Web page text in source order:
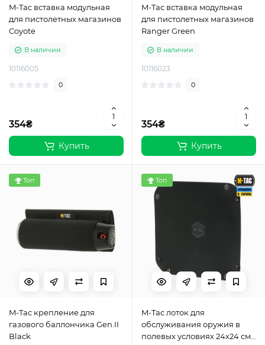
M-Tac вставка модульная
для пистолетных магазинов
Coyote
В наличии
10116005
0
354₴
Купить
M-Tac вставка модульная
для пистолетных магазинов
Ranger Green
В наличии
10116023
0
354₴
Купить
Топ
M-Tac крепление для
газового баллончика Gen.II
Black
Топ
M-Tac лоток для
обслуживания оружия в
полевых условиях 24х24 см